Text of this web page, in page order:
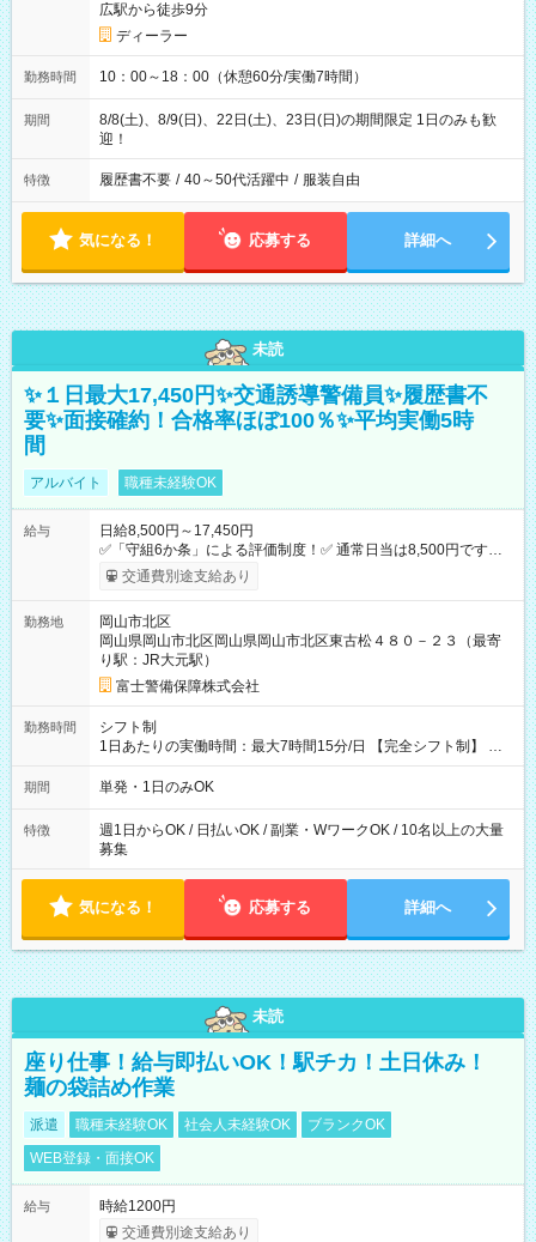
広駅から徒歩9分
ディーラー
勤務時間 10：00～18：00（休憩60分/実働7時間）
期間
8/8(土)、8/9(日)、22日(土)、23日(日)の期間限定 1日のみも歓
迎！
特徴 履歴書不要 / 40～50代活躍中 / 服装自由
気になる！ 応募する 詳細へ
未読
✨１日最大17,450円✨交通誘導警備員✨履歴書不
要✨面接確約！合格率ほぼ100％✨平均実働5時
間
アルバイト 職種未経験OK
給与
日給8,500円～17,450円
✅「守組6か条」による評価制度！✅ 通常日当は8,500円ですが
上記評価制度により「S級隊員」と認定されれば10,000円の日当
を支給します。 (1)上記勤務者が交通2級資格者の場合10,000円
14,375円 (3)上記現場が日祝深夜の場合 17,250円 (4)上記勤務
者が現場までの運転者の場合17,250+200円＝17,450円 -----------
------------------------------- *最高日当額 17,450円* （実働時間5
時間の場合、時給3,490円） ------------------------------------------ よ
り上位の資格取得やリーダー手当を取得すると ”さらに”加算さ
れます！ ※日当支給時振込手数料等は一切ありません。 【試用
期間】試用期間なし
交通費別途支給あり
勤務地
岡山市北区
岡山県岡山市北区岡山県岡山市北区東古松４８０－２３（最寄
り駅：JR大元駅）
富士警備保障株式会社
勤務時間
シフト制
1日あたりの実働時間：最大7時間15分/日 【完全シフト制】 例
(1) 8：00~17:00（休憩１h） 例(2) 13:00~16:00（早上がりでも
全額支給！） 例(3) 21:00~5:00（夜勤なら日当1.25倍！！）
期間 単発・1日のみOK
特徴
週1日からOK / 日払いOK / 副業・WワークOK / 10名以上の大量
募集
気になる！ 応募する 詳細へ
未読
座り仕事！給与即払いOK！駅チカ！土日休み！
麺の袋詰め作業
派遣 職種未経験OK 社会人未経験OK
ブランクOK
WEB登録・面接OK
給与
時給1200円
交通費別途支給あり